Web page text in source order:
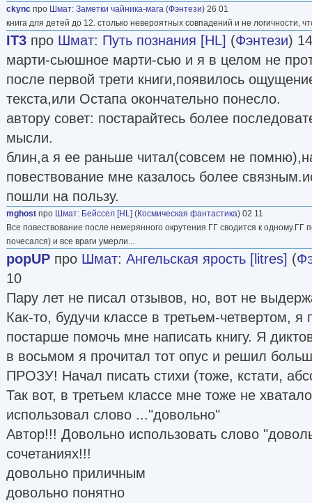
ckync про Шмат: Заметки чайника-мага (Фэнтези) 26 01
книга для детей до 12. столько невероятных совпадений и не логичности,
IT3 про Шмат: Путь познания [HL] (Фэнтези)
марти-сьюшное марти-сью и я в целом не
после первой трети книги,появилось
текста,или Остапа окончательно понесло.
автору совет: постарайтесь более
мысли.
блин,а я ее раньше читал(совсем не
повествование мне казалось более
пошли на пользу.
mghost про Шмат: Бейссел [HL] (Космическая фантастика) 02 11
Все повествование после немерянного окрутения ГГ сводится к одному.ГГ
почесался) и все враги умерли...
popUP про Шмат: Ангельская ярость [litres] (
10
Пару лет не писал отзывов, но, вот не
Как-то, будучи классе в третьем-четвертом, я
постарше помочь мне написать книгу. Я
в восьмом я прочитал тот опус и решил
ПРОЗУ! Начал писать стихи (тоже, кстати,
Так вот, в третьем классе мне тоже не
использовал слово ..."довольно"
Автор!!! Довольно использовать слово
сочетаниях!!!
довольно приличным
довольно понятно